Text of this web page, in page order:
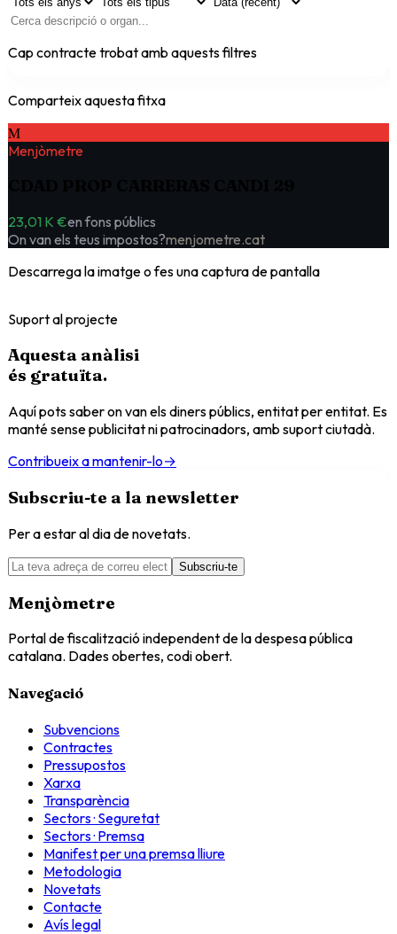
Cap contracte trobat amb aquests filtres
Comparteix aquesta fitxa
M
Menjòmetre
23,01 K €en fons públics
On van els teus impostos?menjometre.cat
Descarrega la imatge o fes una captura de pantalla
Suport al projecte
Aquesta anàlisi
és gratuïta.
Aquí pots saber on van els diners públics, entitat per entitat. Es
manté sense publicitat ni patrocinadors, amb suport ciutadà.
Contribueix a mantenir-lo→
Subscriu-te a la newsletter
Per a estar al dia de novetats.
Subscriu-te
Menjòmetre
Portal de fiscalització independent de la despesa pública
catalana. Dades obertes, codi obert.
Navegació
Subvencions
Contractes
Pressupostos
Xarxa
Transparència
Sectors · Seguretat
Sectors · Premsa
Manifest per una premsa lliure
Metodologia
Novetats
Contacte
Avís legal